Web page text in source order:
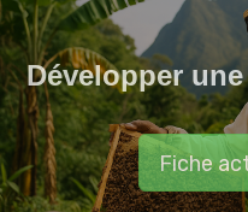
Développer
Fiche